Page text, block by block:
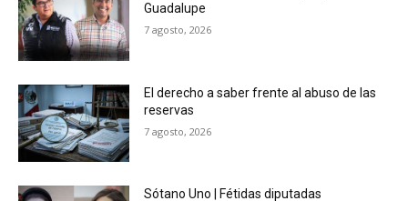
Guadalupe
7 agosto, 2026
El derecho a saber frente al abuso de las
reservas
7 agosto, 2026
Sótano Uno | Fétidas diputadas